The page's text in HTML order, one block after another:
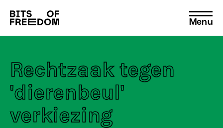
Search
for:
Menu
Rechtzaak tegen
'dierenbeul'
verkiezing